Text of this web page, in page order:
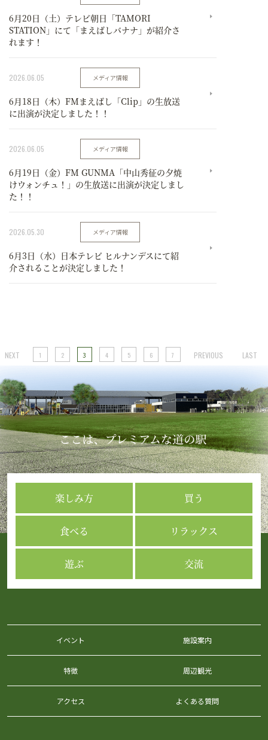
6月20日（土）テレビ朝日「TAMORI
STATION」にて「まえばしバナナ」が紹介さ
れます！
2026.06.05 メディア情報
6月18日（木）FMまえばし「Clip」の生放送
に出演が決定しました！！
2026.06.05 メディア情報
6月19日（金）FM GUNMA「中山秀征の夕焼
けウォンチュ！」の生放送に出演が決定しまし
た！！
2026.05.30 メディア情報
6月3日（水）日本テレビ ヒルナンデスにて紹
介されることが決定しました！
NEXT 1 2 3 4 5 6 7 PREVIOUS LAST
楽しみ方 買う
食べる リラックス
遊ぶ 交流
イベント 施設案内
特徴 周辺観光
アクセス よくある質問